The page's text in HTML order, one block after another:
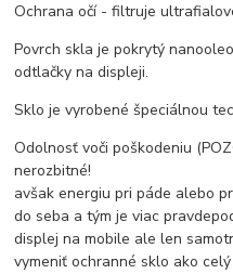
Ochrana očí - filtruje
Povrch skla je pokrytý
odtlačky na displeji.
Sklo je vyrobené špeciálnou
Odolnosť voči poškodeniu
nerozbitné!
avšak energiu pri páde alebo
do seba a tým je viac
displej na mobile ale len
vymeniť ochranné sklo ako